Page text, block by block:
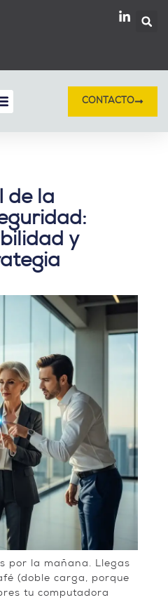
CONTACTO
de la
y
por la mañana. Llegas
(doble carga, porque
tu computadora